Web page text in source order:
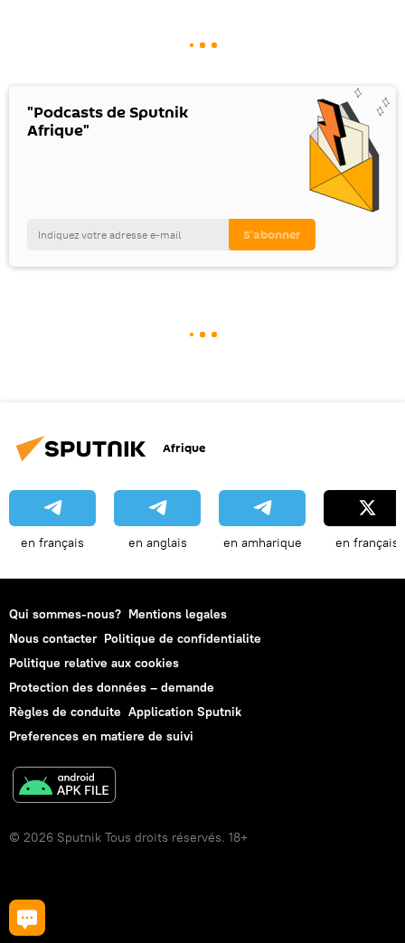
"Podcasts de Sputnik
Afrique"
Afrique
en français en anglais en amharique en français
Qui sommes-nous? Mentions legales
Nous contacter Politique de confidentialite
Politique relative aux cookies
Protection des données – demande
Règles de conduite Application Sputnik
Preferences en matiere de suivi
© 2026 Sputnik Tous droits réservés. 18+